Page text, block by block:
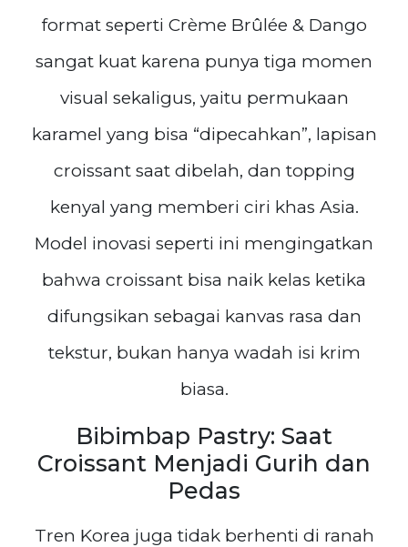
format seperti Crème Brûlée & Dango
sangat kuat karena punya tiga momen
visual sekaligus, yaitu permukaan
karamel yang bisa “dipecahkan”, lapisan
croissant saat dibelah, dan topping
kenyal yang memberi ciri khas Asia.
Model inovasi seperti ini mengingatkan
bahwa croissant bisa naik kelas ketika
difungsikan sebagai kanvas rasa dan
tekstur, bukan hanya wadah isi krim
biasa.
Bibimbap Pastry: Saat
Croissant Menjadi Gurih dan
Pedas
Tren Korea juga tidak berhenti di ranah